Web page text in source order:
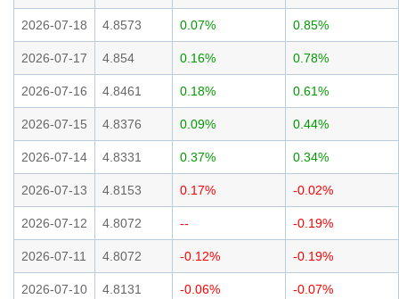
2026-07-18 4.8573 0.07% 0.85%
2026-07-17 4.854 0.16% 0.78%
2026-07-16 4.8461 0.18% 0.61%
2026-07-15 4.8376 0.09% 0.44%
2026-07-14 4.8331 0.37% 0.34%
2026-07-13 4.8153 0.17% -0.02%
2026-07-12 4.8072 -- -0.19%
2026-07-11 4.8072 -0.12% -0.19%
2026-07-10 4.8131 -0.06% -0.07%